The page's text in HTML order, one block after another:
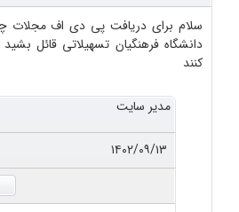
سلام برای دریافت پی دی اف مجلات چه
دانشگاه فرهنگیان تسهیلاتی قائل
کنند
مدیر سایت
۱۴۰۲/۰۹/۱۳